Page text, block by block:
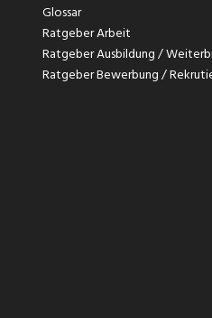
Glossar
Ratgeber Arbeit
Ratgeber Ausbildung /
Ratgeber Bewerbung /